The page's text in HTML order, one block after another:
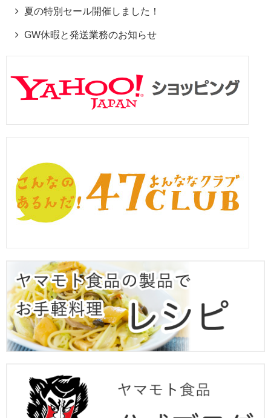
夏の特別セール開催しました！
GW休暇と発送業務のお知らせ